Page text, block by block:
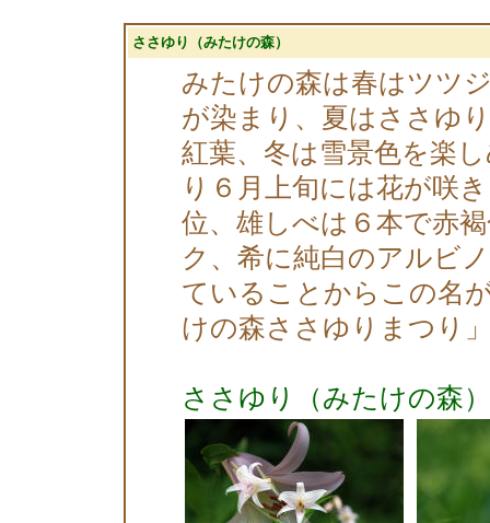
ささゆり（みたけの森）
みたけの森は春はツツ
が染まり、夏はささゆ
紅葉、冬は雪景色を楽
り６月上旬には花が咲
位、雄しべは６本で赤
ク、希に純白のアルビ
ていることからこの名
けの森ささゆりまつり
ささゆり（みたけの森）